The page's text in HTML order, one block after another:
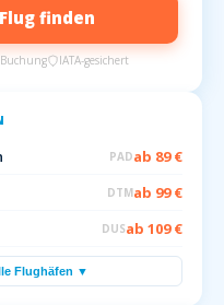
Flug finden
IATA-gesichert
PADab 89 €
DTMab 99 €
DUSab 109 €
Flughäfen ▼